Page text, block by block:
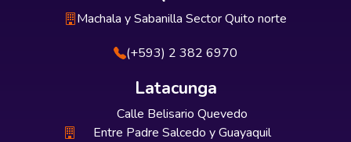
Machala y Sabanilla Sector Quito norte
(+593) 2 382 6970
Latacunga
Calle Belisario Quevedo
Entre Padre Salcedo y Guayaquil